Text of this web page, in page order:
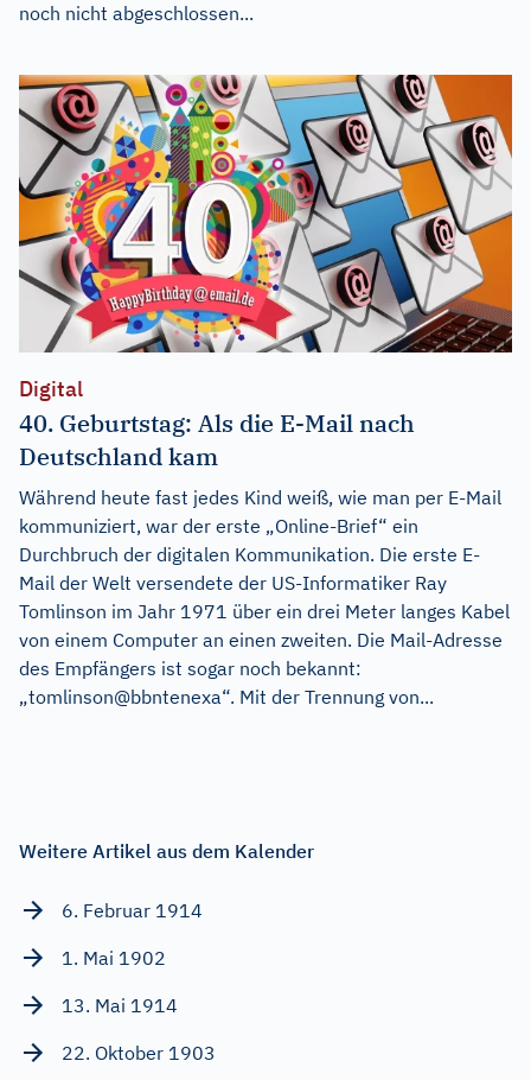
noch nicht abgeschlossen...
Digital
40. Geburtstag: Als die E-Mail nach
Deutschland kam
Während heute fast jedes Kind weiß, wie man per E-Mail
kommuniziert, war der erste „Online-Brief“ ein
Durchbruch der digitalen Kommunikation. Die erste E-
Mail der Welt versendete der US-Informatiker Ray
Tomlinson im Jahr 1971 über ein drei Meter langes Kabel
von einem Computer an einen zweiten. Die Mail-Adresse
des Empfängers ist sogar noch bekannt:
„tomlinson@bbntenexa“. Mit der Trennung von...
Weitere Artikel aus dem Kalender
6. Februar 1914
1. Mai 1902
13. Mai 1914
22. Oktober 1903